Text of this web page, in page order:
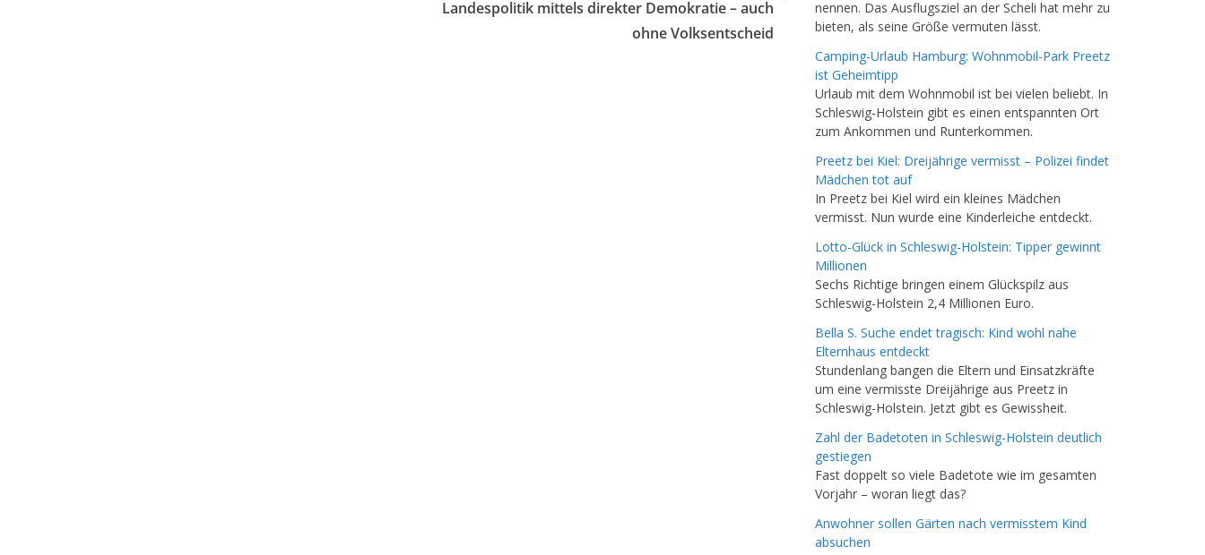
Landespolitik mittels direkter Demokratie – auch
ohne Volksentscheid
nennen. Das Ausflugsziel an der Scheli hat mehr zu
bieten, als seine Größe vermuten lässt.
Camping-Urlaub Hamburg: Wohnmobil-Park Preetz
ist Geheimtipp
Urlaub mit dem Wohnmobil ist bei vielen beliebt. In
Schleswig-Holstein gibt es einen entspannten Ort
zum Ankommen und Runterkommen.
Preetz bei Kiel: Dreijährige vermisst – Polizei findet
Mädchen tot auf
In Preetz bei Kiel wird ein kleines Mädchen
vermisst. Nun wurde eine Kinderleiche entdeckt.
Lotto-Glück in Schleswig-Holstein: Tipper gewinnt
Millionen
Sechs Richtige bringen einem Glückspilz aus
Schleswig-Holstein 2,4 Millionen Euro.
Bella S. Suche endet tragisch: Kind wohl nahe
Elternhaus entdeckt
Stundenlang bangen die Eltern und Einsatzkräfte
um eine vermisste Dreijährige aus Preetz in
Schleswig-Holstein. Jetzt gibt es Gewissheit.
Zahl der Badetoten in Schleswig-Holstein deutlich
gestiegen
Fast doppelt so viele Badetote wie im gesamten
Vorjahr – woran liegt das?
Anwohner sollen Gärten nach vermisstem Kind
absuchen